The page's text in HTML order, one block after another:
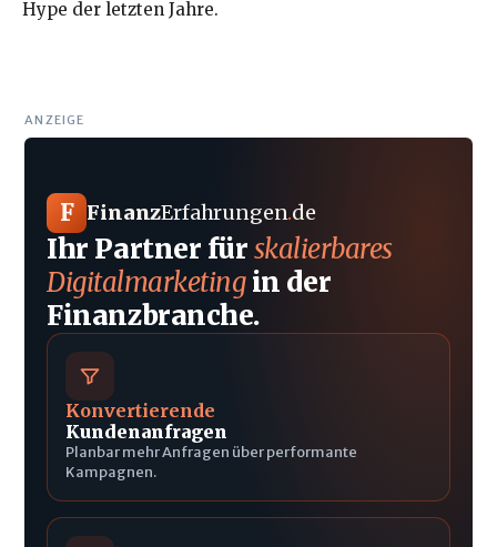
Hype der letzten Jahre.
ANZEIGE
F FinanzErfahrungen.de
Ihr Partner fürskalierbares
Digitalmarketingin der
Finanzbranche.
Konvertierende
Kundenanfragen
Planbar mehr Anfragen über performante
Kampagnen.